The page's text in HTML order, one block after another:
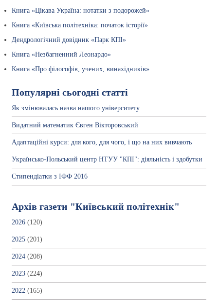
Книга «Цікава Україна: нотатки з подорожей»
Книга «Київська політехніка: початок історії»
Дендрологічний довідник «Парк КПІ»
Книга «Незбагненний Леонардо»
Книга «Про філософів, учених, винахідників»
Популярні сьогодні статті
Як змінювалась назва нашого університету
Видатний математик Євген Вікторовський
Адаптаційні курси: для кого, для чого, і що на них вивчають
Українсько-Польський центр НТУУ "КПІ": діяльність і здобутки
Стипендіатки з ІФФ 2016
Архів газети "Київський політехнік"
2026 (120)
2025 (201)
2024 (208)
2023 (224)
2022 (165)